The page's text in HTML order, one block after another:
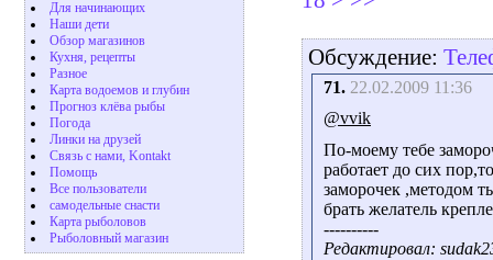
Для начинающих
Наши дети
Обзор магазинов
Кухня, рецепты
Разное
Карта водоемов и глубин
Прогноз клёва рыбы
Погода
Линки на друзей
Связь с нами, Kontakt
Помощь
Все пользователи
самодельные снасти
Карта рыболовов
Рыболовный магазин
Обсуждение:
71. 22.02.2009 11:36
@vvik
По-моему тебе
работает до сих
заморочек ,методом
брать желатель
----------
Редактировал: